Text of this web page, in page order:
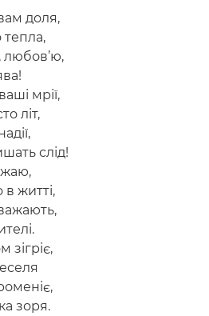
доля,
тепла,
любов’ю,
мрії,
літ,
слід!
житті,
зігріє,
зоря.